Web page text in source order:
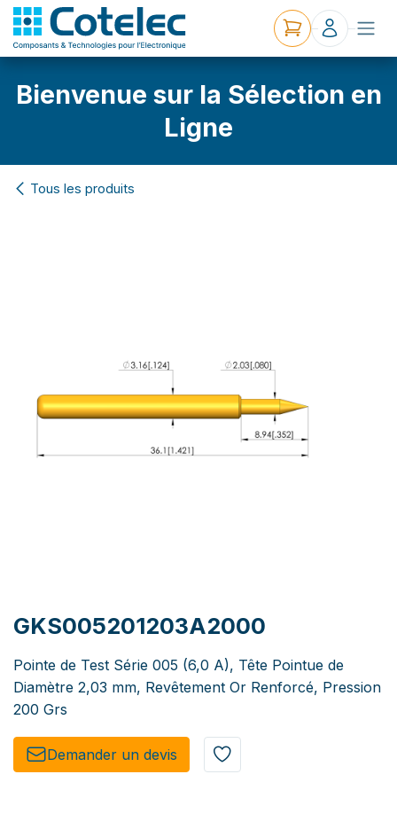
Bienvenue sur la Sélection en
Ligne
Tous les produits
GKS005201203A2000
Pointe de Test Série 005 (6,0 A), Tête Pointue de
Diamètre 2,03 mm, Revêtement Or Renforcé, Pression
200 Grs
Demander un de​​vis​​